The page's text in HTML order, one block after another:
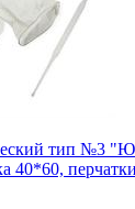
тип №3
40*60,